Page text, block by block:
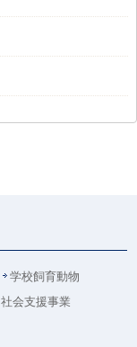
学校飼育動物
社会支援事業